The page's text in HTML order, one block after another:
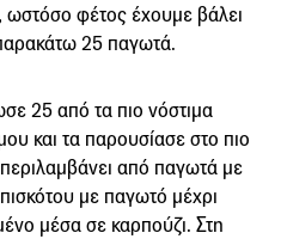
φέτος έχουμε βάλει
25 παγωτά.
25 από τα πιο νόστιμα
και τα παρουσίασε στο πιο
από παγωτά με
με παγωτό μέχρι
μέσα σε καρπούζι. Στη